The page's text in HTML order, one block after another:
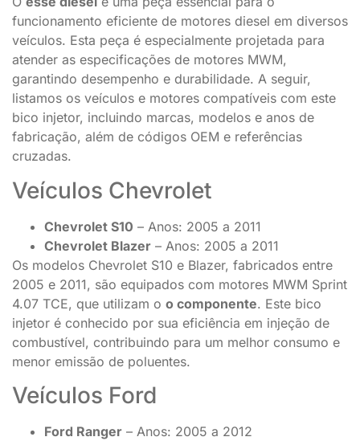
funcionamento eficiente de motores diesel em diversos
veículos. Esta peça é especialmente projetada para
atender as especificações de motores MWM,
garantindo desempenho e durabilidade. A seguir,
listamos os veículos e motores compatíveis com este
bico injetor, incluindo marcas, modelos e anos de
fabricação, além de códigos OEM e referências
cruzadas.
Veículos Chevrolet
Chevrolet S10 – Anos: 2005 a 2011
Chevrolet Blazer – Anos: 2005 a 2011
Os modelos Chevrolet S10 e Blazer, fabricados entre
2005 e 2011, são equipados com motores MWM Sprint
4.07 TCE, que utilizam o o componente. Este bico
injetor é conhecido por sua eficiência em injeção de
combustível, contribuindo para um melhor consumo e
menor emissão de poluentes.
Veículos Ford
Ford Ranger – Anos: 2005 a 2012